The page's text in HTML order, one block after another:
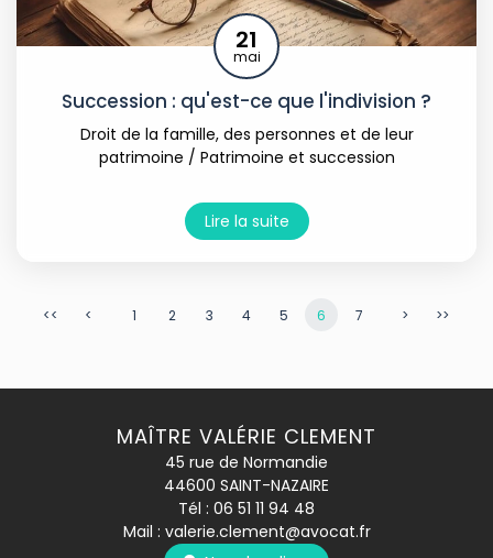
Succession : qu'est-ce que l'indivision ?
21
mai
Droit de la famille, des personnes et de leur
patrimoine / Patrimoine et succession
Lire la suite
<< < 1 2 3 4 5 6 7 > >>
MAÎTRE VALÉRIE CLEMENT
45 rue de Normandie
44600 SAINT-NAZAIRE
Tél : 06 51 11 94 48
Mail : valerie.clement@avocat.fr